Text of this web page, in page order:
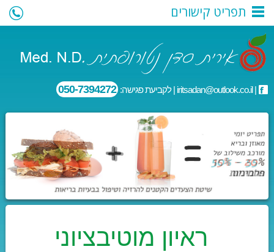
|
iritsadan@outlook.co.il | לקביעת פגישה: 050-7394272
ראיון מוטיבציוני
תפריט קישורים